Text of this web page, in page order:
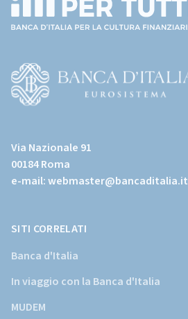
page)
sito
istituzionale
della
Via Nazionale 91
00184 Roma
e-mail:webmaster@bancaditalia.it
SITI CORRELATI
Banca d'Italia
In viaggio con la Banca d'Italia
MUDEM